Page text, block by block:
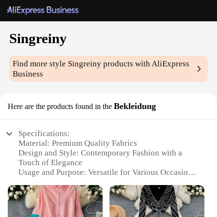
Singreiny
Find more style Singreiny products with AliExpress
Business
Here are the products found in the Bekleidung
Specifications:
Material: Premium Quality Fabrics
Design and Style: Contemporary Fashion with a
Touch of Elegance
Usage and Purpose: Versatile for Various Occasions
Performance and Property: Comfortable and
Durable
Parts and Accessories: Includes Complete Sets for a